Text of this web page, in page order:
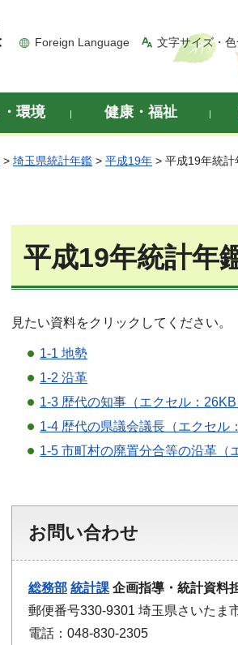
Foreign Language 文字サイズ・
環境 健康・福祉
> 埼玉県統計年鑑 > 平成19年 > 平成19年統計
平成19年統計年
見たい資料をクリックしてください。
1-1 地勢
1-2 沿革
1-3 歴代の知事（エクセル：26KB
1-4 歴代の県議会議長（エクセル
1-5 市町村の廃置分合等の沿革（
お問い合わせ
総務部 統計課 企画指導・統計資料
郵便番号330-9301 埼玉県さいたま
電話：048-830-2305